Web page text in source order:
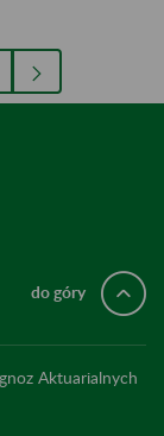
Use TAB to
do góry
Aktuarialnych